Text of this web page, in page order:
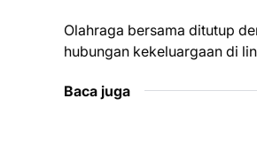
Olahraga bersama ditutup
hubungan kekeluargaan di
Baca juga